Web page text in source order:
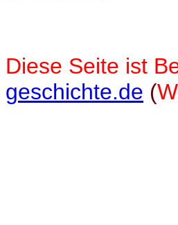
Diese Seite ist
geschichte.de (